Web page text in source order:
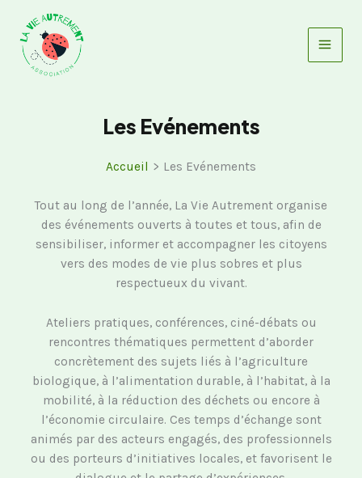
contenu
Les Evénements
Accueil Les Evénements
Tout au long de l’année, La Vie Autrement organise
des événements ouverts à toutes et tous, afin de
sensibiliser, informer et accompagner les citoyens
vers des modes de vie plus sobres et plus
respectueux du vivant.
Ateliers pratiques, conférences, ciné-débats ou
rencontres thématiques permettent d’aborder
concrètement des sujets liés à l’agriculture
biologique, à l’alimentation durable, à l’habitat, à la
mobilité, à la réduction des déchets ou encore à
l’économie circulaire. Ces temps d’échange sont
animés par des acteurs engagés, des professionnels
ou des porteurs d’initiatives locales, et favorisent le